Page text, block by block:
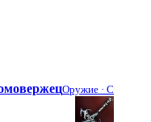
Оружие · C